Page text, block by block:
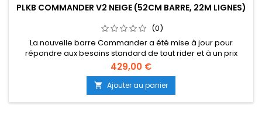
PLKB COMMANDER V2 NEIGE (52CM BARRE, 22M LIGNES)
(0)
La nouvelle barre Commander a été mise à jour pour
répondre aux besoins standard de tout rider et à un prix
abordable. La barre Commander est une barre sûre et facile
avec des pièces standard de l'industrie et nécessite peu
d'entretien. Le système Quick Release fonctionne très
simplement et est facile à récupérer après avoir été relâché
(suite dessous...)
429,00 €
 Ajouter au panier